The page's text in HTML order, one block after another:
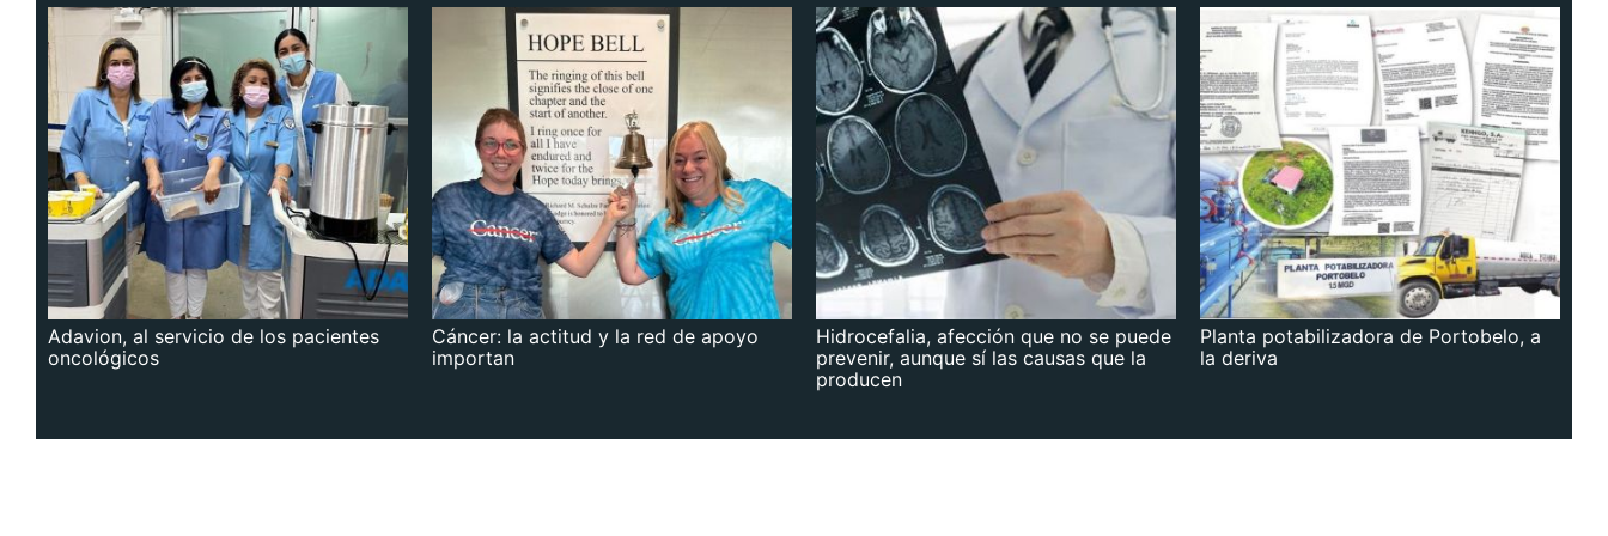
Adavion, al servicio de los pacientes
oncológicos
Cáncer: la actitud y la red de apoyo
importan
Hidrocefalia, afección que no se puede
prevenir, aunque sí las causas que la
producen
Planta potabilizadora de Portobelo, a
la deriva